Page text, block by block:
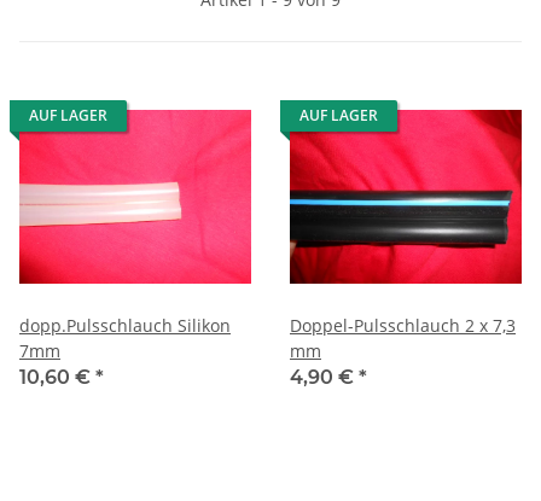
AUF LAGER
dopp.Pulsschlauch Silikon
7mm
10,60 € *
AUF LAGER
Doppel-Pulsschlauch 2 x 7,3
mm
4,90 € *